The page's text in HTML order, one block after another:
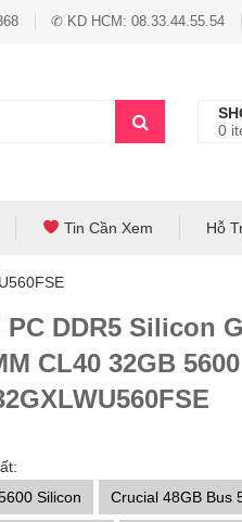
✆ KD HCM: 08.33.44.55.54
0
Tin Cần Xem Hỗ
PC DDR5 Silicon
CL40 32GB 5600
Silicon
Crucial 48GB Bus